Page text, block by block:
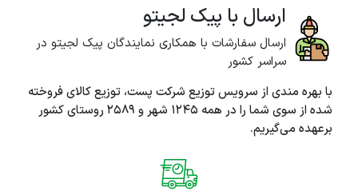
ارسال با پیک لجیتو
ارسال سفارشات با همکاری نمایندگان پیک لجیتو در
سراسر کشور
با بهره مندی از سرویس توزیع شرکت پست، توزیع کالای فروخته
شده از سوی شما را در همه ۱۲۴۵ شهر و ۲۵۸۹ روستای کشور
برعهده می‌گیریم.